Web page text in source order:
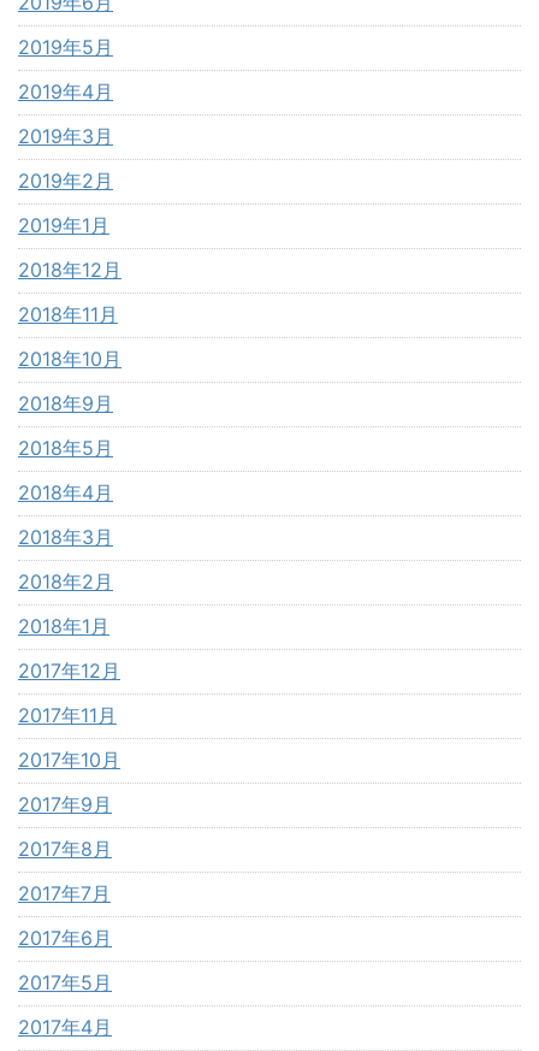
2019年5月
2019年4月
2019年3月
2019年2月
2019年1月
2018年12月
2018年11月
2018年10月
2018年9月
2018年5月
2018年4月
2018年3月
2018年2月
2018年1月
2017年12月
2017年11月
2017年10月
2017年9月
2017年8月
2017年7月
2017年6月
2017年5月
2017年4月